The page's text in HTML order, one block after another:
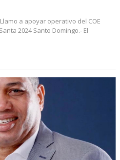
Llamo a apoyar operativo del COE
2024 Santo Domingo.- El